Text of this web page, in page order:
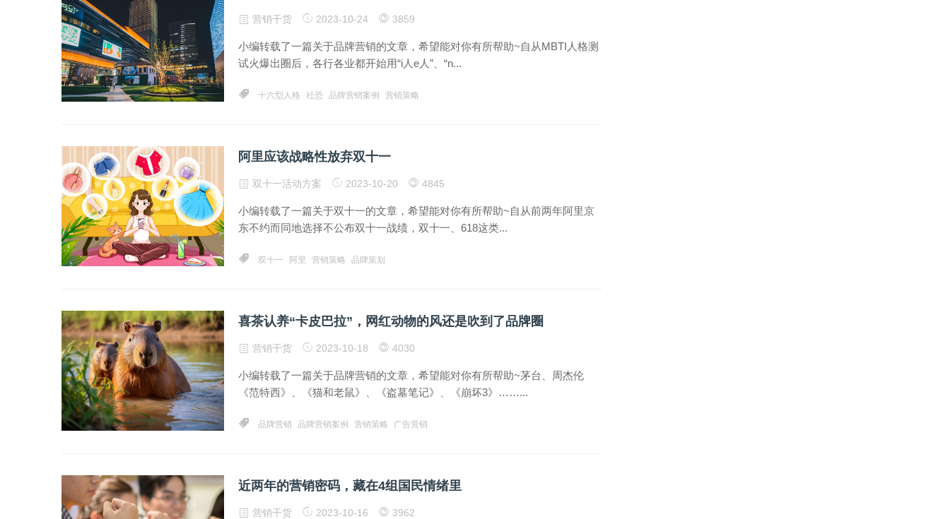
营销干货 2023-10-24 3859
小编转载了一篇关于品牌营销的文章，希望能对你有所帮助~自从MBTI人格测
试火爆出圈后，各行各业都开始用“i人e人”、“n...
十六型人格 社恐 品牌营销案例 营销策略
阿里应该战略性放弃双十一
双十一活动方案 2023-10-20 4845
小编转载了一篇关于双十一的文章，希望能对你有所帮助~自从前两年阿里京
东不约而同地选择不公布双十一战绩，双十一、618这类...
双十一 阿里 营销策略 品牌策划
喜茶认养“卡皮巴拉”，网红动物的风还是吹到了品牌圈
营销干货 2023-10-18 4030
小编转载了一篇关于品牌营销的文章，希望能对你有所帮助~茅台、周杰伦
《范特西》、《猫和老鼠》、《盗墓笔记》、《崩坏3》……...
品牌营销 品牌营销案例 营销策略 广告营销
近两年的营销密码，藏在4组国民情绪里
营销干货 2023-10-16 3962